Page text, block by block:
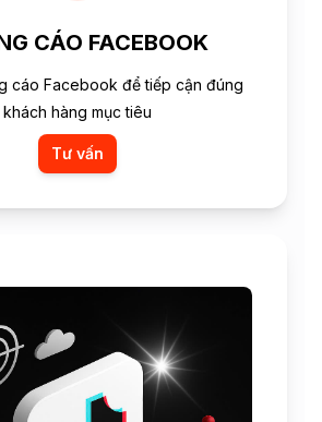
CÁO FACEBOOK
cáo Facebook để tiếp cận đúng
khách hàng mục tiêu
Tư vấn